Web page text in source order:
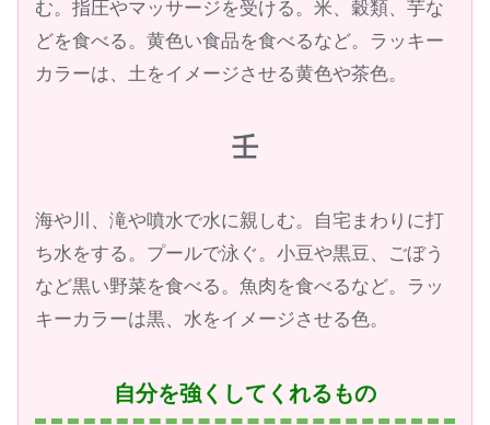
む。指圧やマッサージを受ける。米、穀類、芋な
どを食べる。黄色い食品を食べるなど。ラッキー
カラーは、土をイメージさせる黄色や茶色。
壬
海や川、滝や噴水で水に親しむ。自宅まわりに打
ち水をする。プールで泳ぐ。小豆や黒豆、ごぼう
など黒い野菜を食べる。魚肉を食べるなど。ラッ
キーカラーは黒、水をイメージさせる色。
自分を強くしてくれるもの